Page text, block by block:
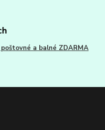
a balné ZDARMA